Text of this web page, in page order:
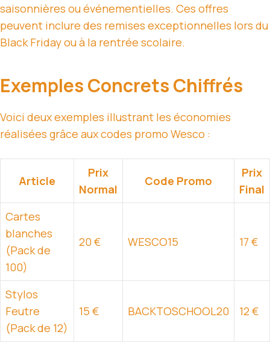
saisonnières ou événementielles. Ces offres
peuvent inclure des remises exceptionnelles lors du
Black Friday ou à la rentrée scolaire.
Exemples Concrets Chiffrés
Voici deux exemples illustrant les économies
réalisées grâce aux codes promo Wesco :
Article
Prix
Normal
Code Promo
Prix
Final
Cartes
blanches
(Pack de
100)
20 € WESCO15 17 €
Stylos
Feutre
(Pack de 12)
15 € BACKTOSCHOOL20 12 €